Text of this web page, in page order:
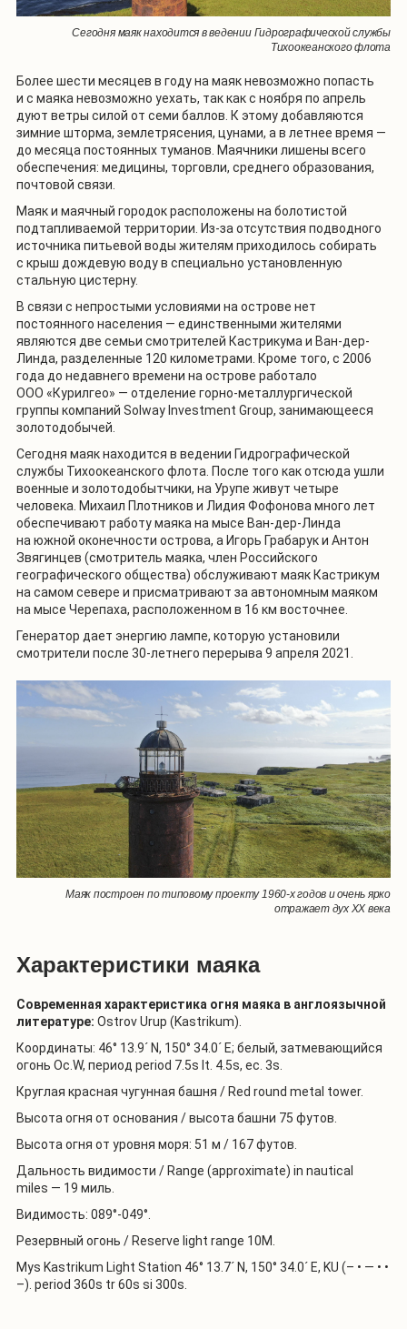
Сегодня маяк находится в ведении Гидрографической службы
Тихоокеанского флота
Более шести месяцев в году на маяк невозможно попасть
и с маяка невозможно уехать, так как с ноября по апрель
дуют ветры силой от семи баллов. К этому добавляются
зимние шторма, землетрясения, цунами, а в летнее время —
до месяца постоянных туманов. Маячники лишены всего
обеспечения: медицины, торговли, среднего образования,
почтовой связи.
Маяк и маячный городок расположены на болотистой
подтапливаемой территории. Из-за отсутствия подводного
источника питьевой воды жителям приходилось собирать
с крыш дождевую воду в специально установленную
стальную цистерну.
В связи с непростыми условиями на острове нет
постоянного населения — единственными жителями
являются две семьи смотрителей Кастрикума и Ван-дер-
Линда, разделенные 120 километрами. Кроме того, с 2006
года до недавнего времени на острове работало
ООО «Курилгео» — отделение горно-металлургической
группы компаний Solway Investment Grоup, занимающееся
золотодобычей.
Сегодня маяк находится в ведении Гидрографической
службы Тихоокеанского флота. После того как отсюда ушли
военные и золотодобытчики, на Урупе живут четыре
человека. Михаил Плотников и Лидия Фофонова много лет
обеспечивают работу маяка на мысе Ван-дер-Линда
на южной оконечности острова, а Игорь Грабарук и Антон
Звягинцев (смотритель маяка, член Российского
географического общества) обслуживают маяк Кастрикум
на самом севере и присматривают за автономным маяком
на мысе Черепаха, расположенном в 16 км восточнее.
Генератор дает энергию лампе, которую установили
смотрители после 30-летнего перерыва 9 апреля 2021.
Маяк построен по типовому проекту 1960-х годов и очень ярко
отражает дух XX века
Характеристики маяка
Современная характеристика огня маяка в англоязычной
литературе: OstrovUrup (Kastrikum).
Координаты: 46° 13.9´ N, 150° 34.0´ E; белый, затмевающийся
огонь Oc.W, период period 7.5s lt. 4.5s, ec. 3s.
Круглая красная чугунная башня / Red round metal tower.
Высота огня от основания / высота башни 75 футов.
Высота огня от уровня моря: 51 м / 167 футов.
Дальность видимости / Range (approximate) in nautical
miles — 19 миль.
Видимость: 089°-049°.
Резервный огонь / Reserve light range 10M.
Mys Kastrikum Light Station 46° 13.7´ N, 150° 34.0´ E, KU (– • — • •
–). period 360s tr 60s si 300s.